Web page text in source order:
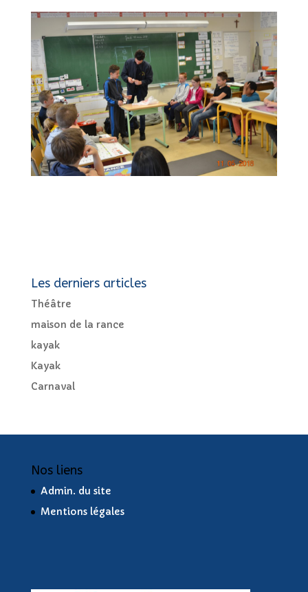
Les derniers articles
Théâtre
maison de la rance
kayak
Kayak
Carnaval
Nos liens
Admin. du site
Mentions légales